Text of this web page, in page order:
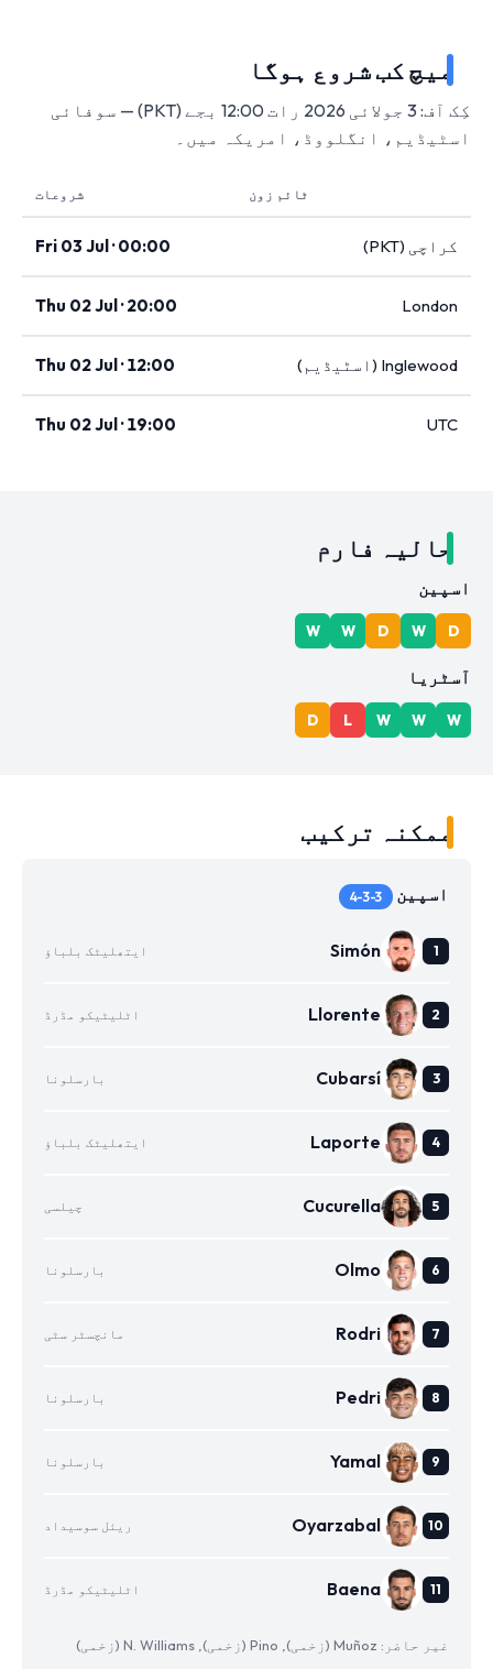
میچ کب شروع ہوگا
کِک آف: 3 جولائی 2026 رات 12:00 بجے (PKT) — سوفائی
اسٹیڈیم، انگلووڈ، امریکہ میں۔
ٹائم زون شروعات
کراچی (PKT) Fri 03 Jul · 00:00
London
Thu 02 Jul · 20:00
Inglewood (اسٹیڈیم) Thu 02 Jul · 12:00
UTC
Thu 02 Jul · 19:00
حالیہ فارم
اسپین
D
W
D
W
W
آسٹریا
W
W
W
L
D
ممکنہ ترکیب
اسپین 4-3-3
Simón ایتھلیٹک بلباؤ
Llorente اٹلیٹیکو مڈرڈ
Cubarsí بارسلونا
Laporte ایتھلیٹک بلباؤ
Cucurella چیلسی
Olmo بارسلونا
Rodri مانچسٹر سٹی
Pedri بارسلونا
Yamal بارسلونا
Oyarzabal ریئل سوسیداد
Baena اٹلیٹیکو مڈرڈ
غیر حاضر: Muñoz (زخمی), Pino (زخمی), N. Williams (زخمی)